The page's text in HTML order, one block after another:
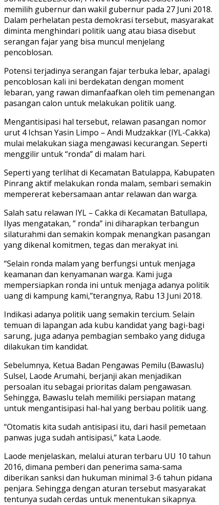
memilih gubernur dan wakil gubernur pada 27 Juni 2018.
Dalam perhelatan pesta demokrasi tersebut, masyarakat
diminta menghindari politik uang atau biasa disebut
serangan fajar yang bisa muncul menjelang
pencoblosan.
Potensi terjadinya serangan fajar terbuka lebar, apalagi
pencoblosan kali ini berdekatan dengan moment
lebaran, yang rawan dimanfaafkan oleh tim pemenangan
pasangan calon untuk melakukan politik uang.
Mengantisipasi hal tersebut, relawan pasangan nomor
urut 4 Ichsan Yasin Limpo – Andi Mudzakkar (IYL-Cakka)
mulai melakukan siaga mengawasi kecurangan. Seperti
menggilir untuk “ronda” di malam hari.
Seperti yang terlihat di Kecamatan Batulappa, Kabupaten
Pinrang aktif melakukan ronda malam, sembari semakin
mempererat kebersamaan antar relawan dan warga.
Salah satu relawan IYL – Cakka di Kecamatan Batullapa,
Ilyas mengatakan, ” ronda” ini diharapkan terbangun
silaturahmi dan semakin kompak menangkan pasangan
yang dikenal komitmen, tegas dan merakyat ini.
“Selain ronda malam yang berfungsi untuk menjaga
keamanan dan kenyamanan warga. Kami juga
mempersiapkan ronda ini untuk menjaga adanya politik
uang di kampung kami,”terangnya, Rabu 13 Juni 2018.
Indikasi adanya politik uang semakin tercium. Selain
temuan di lapangan ada kubu kandidat yang bagi-bagi
sarung, juga adanya pembagian sembako yang diduga
dilakukan tim kandidat.
Sebelumnya, Ketua Badan Pengawas Pemilu (Bawaslu)
Sulsel, Laode Arumahi, berjanji akan menjadikan
persoalan itu sebagai prioritas dalam pengawasan.
Sehingga, Bawaslu telah memiliki persiapan matang
untuk mengantisipasi hal-hal yang berbau politik uang.
“Otomatis kita sudah antisipasi itu, dari hasil pemetaan
panwas juga sudah antisipasi,” kata Laode.
Laode menjelaskan, melalui aturan terbaru UU 10 tahun
2016, dimana pemberi dan penerima sama-sama
diberikan sanksi dan hukuman minimal 3-6 tahun pidana
penjara. Sehingga dengan aturan tersebut masyarakat
tentunya sudah cerdas untuk menentukan sikapnya.